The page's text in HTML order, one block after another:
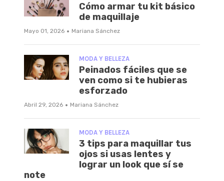
Cómo armar tu kit básico
de maquillaje
Mayo 01, 2026 · Mariana Sánchez
MODA Y BELLEZA
Peinados fáciles que se
ven como si te hubieras
esforzado
Abril 29, 2026 · Mariana Sánchez
MODA Y BELLEZA
3 tips para maquillar tus
ojos si usas lentes y
lograr un look que sí se
note